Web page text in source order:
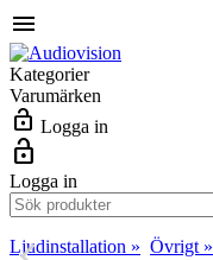
menu
Kategorier
Varumärken
lock_open Logga in
lock_open
Logga in
Ljudinstallation » Övrigt »